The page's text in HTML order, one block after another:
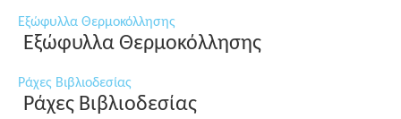
Εξώφυλλα Θερμοκόλλησης
Εξώφυλλα Θερμοκόλλησης
Ράχες Βιβλιοδεσίας
Ράχες Βιβλιοδεσίας